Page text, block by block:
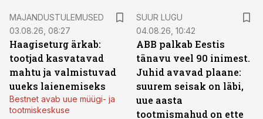
MAJANDUSTULEMUSED
03.08.26, 08:27
Haagiseturg ärkab:
tootjad kasvatavad
mahtu ja valmistuvad
uueks laienemiseks
Bestnet avab uue müügi- ja
tootmiskeskuse
SUUR LUGU
04.08.26, 10:42
ABB palkab Eestis
tänavu veel 90 inimest.
Juhid avavad plaane:
suurem seisak on läbi,
uue aasta
tootmismahud on ette